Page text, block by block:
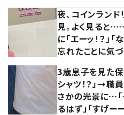
夜、コインラン
見。よく見ると
に「エーッ！？」
忘れたことに気づ
3歳息子を見た
シャツ！？」→職
さかの光景に…
るはず」「すげーー